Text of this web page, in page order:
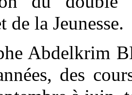
de la Jeunesse.
Abdelkrim
des